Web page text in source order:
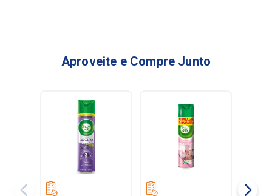
Aproveite e Compre Junto